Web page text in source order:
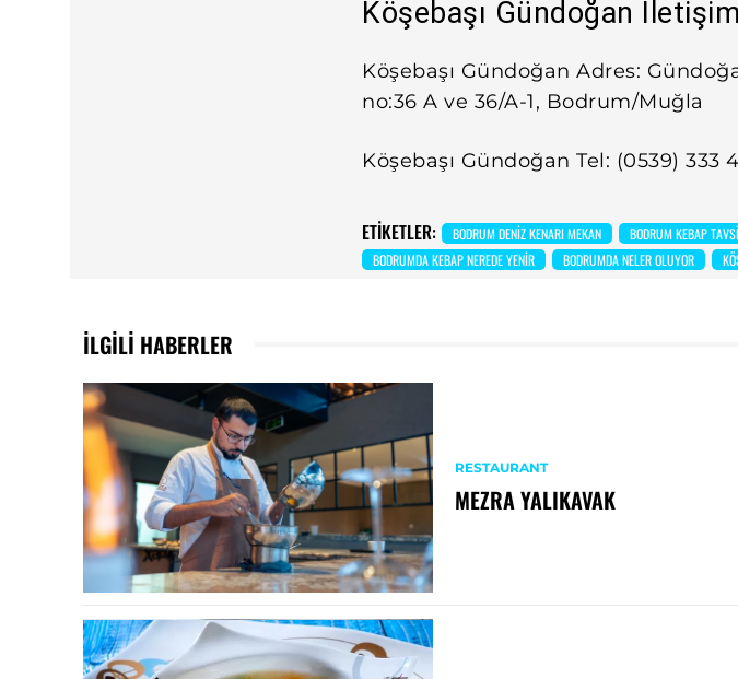
Köşebaşı Gündoğan
Köşebaşı Gündoğan Adres:
no:36 A ve 36/A-1, Bodrum/Muğla
Köşebaşı Gündoğan Tel: (0539) 333
ETIKETLER: BODRUM DENIZ KENARI MEKAN BODRUM KEBAP
BODRUMDA KEBAP NEREDE YENIR
BODRUMDA NELER OLUYOR
İLGILI HABERLER
RESTAURANT
MEZRA YALIKAVAK